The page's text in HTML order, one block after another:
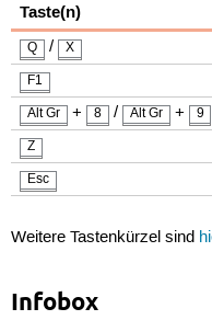
Taste(n)
Q / X
F1
Alt Gr + 8 / Alt Gr + 9
Z
Esc
Weitere Tastenkürzel sind
Infobox